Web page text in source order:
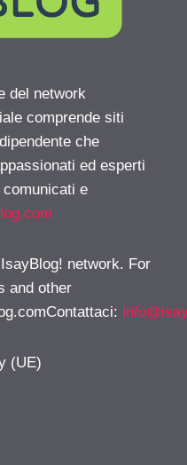
del network
comprende siti
che
ed esperti
e
network. For
and other
:
(UE)